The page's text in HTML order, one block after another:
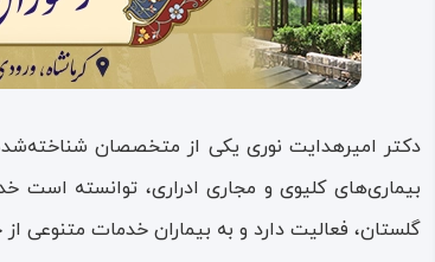
دکتر امیرهدایت نوری یکی از متخصصان
بیماری‌های کلیوی و مجاری ادراری، توانسته است
گلستان، فعالیت دارد و به بیماران خدمات متنوعی